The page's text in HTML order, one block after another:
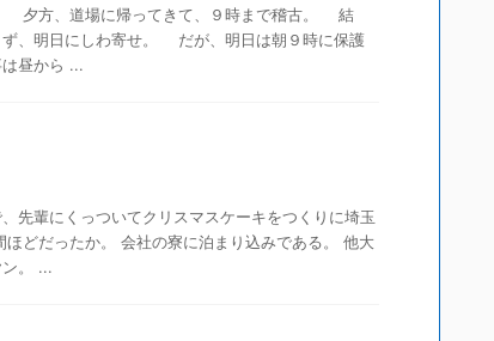
夕方、道場に帰ってきて、９時まで稽古。 結
ず、明日にしわ寄せ。 だが、明日は朝９時に保護
昼から ...
先輩にくっついてクリスマスケーキをつくりに埼玉
どだったか。 会社の寮に泊まり込みである。 他大
。 ...